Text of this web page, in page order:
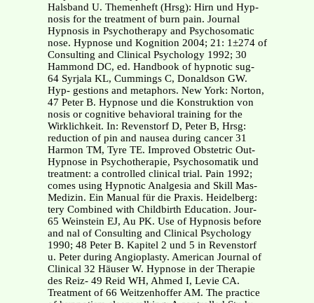
Halsband U. Themenheft (Hrsg): Hirn und Hyp-
nosis for the treatment of burn pain. Journal
Hypnosis in Psychotherapy and Psychosomatic
nose. Hypnose und Kognition 2004; 21: 1±274 of
Consulting and Clinical Psychology 1992; 30
Hammond DC, ed. Handbook of hypnotic sug-
64 Syrjala KL, Cummings C, Donaldson GW.
Hyp- gestions and metaphors. New York: Norton,
47 Peter B. Hypnose und die Konstruktion von
nosis or cognitive behavioral training for the
Wirklichkeit. In: Revenstorf D, Peter B, Hrsg:
reduction of pin and nausea during cancer 31
Harmon TM, Tyre TE. Improved Obstetric Out-
Hypnose in Psychotherapie, Psychosomatik und
treatment: a controlled clinical trial. Pain 1992;
comes using Hypnotic Analgesia and Skill Mas-
Medizin. Ein Manual für die Praxis. Heidelberg:
tery Combined with Childbirth Education. Jour-
65 Weinstein EJ, Au PK. Use of Hypnosis before
and nal of Consulting and Clinical Psychology
1990; 48 Peter B. Kapitel 2 und 5 in Revenstorf
u. Peter during Angioplasty. American Journal of
Clinical 32 Häuser W. Hypnose in der Therapie
des Reiz- 49 Reid WH, Ahmed I, Levie CA.
Treatment of 66 Weitzenhoffer AM. The practice